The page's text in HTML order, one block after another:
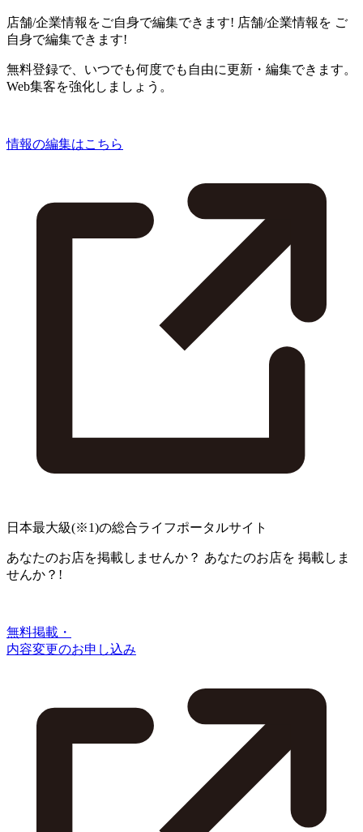
店舗/企業情報をご自身で編集できます! 店舗/企業情報を ご
自身で編集できます!
無料登録で、いつでも何度でも自由に更新・編集できます。
Web集客を強化しましょう。
情報の編集はこちら
日本最大級(※1)の総合ライフポータルサイト
あなたのお店を掲載しませんか？ あなたのお店を 掲載しま
せんか？!
無料掲載・
内容変更のお申し込み